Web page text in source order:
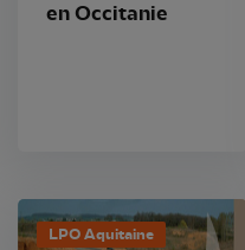
en Occitanie
LPO Aquitaine